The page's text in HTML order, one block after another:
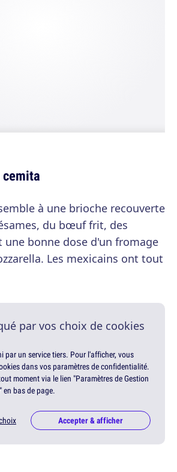
à une brioche recouverte
du bœuf frit, des
une bonne dose d'un fromage
Les mexicains ont tout
par vos choix de cookies
par un service tiers. Pour l'afficher, vous
dans vos paramètres de confidentialité.
moment via le lien "Paramètres de Gestion
bas de page.
Accepter & afficher